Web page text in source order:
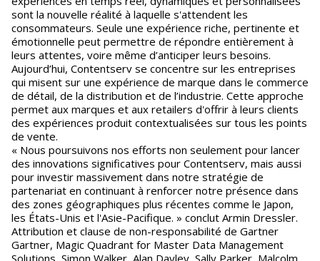
sont la nouvelle réalité à laquelle s'attendent les
consommateurs. Seule une expérience riche, pertinente et
émotionnelle peut permettre de répondre entièrement à
leurs attentes, voire même d’anticiper leurs besoins.
Aujourd’hui, Contentserv se concentre sur les entreprises
qui misent sur une expérience de marque dans le commerce
de détail, de la distribution et de l’industrie. Cette approche
permet aux marques et aux retailers d'offrir à leurs clients
des expériences produit contextualisées sur tous les points
de vente.
« Nous poursuivons nos efforts non seulement pour lancer
des innovations significatives pour Contentserv, mais aussi
pour investir massivement dans notre stratégie de
partenariat en continuant à renforcer notre présence dans
des zones géographiques plus récentes comme le Japon,
les États-Unis et l'Asie-Pacifique. » conclut Armin Dressler.
Attribution et clause de non-responsabilité de Gartner
Gartner, Magic Quadrant for Master Data Management
Solutions, Simon Walker, Alan Dayley, Sally Parker, Malcolm